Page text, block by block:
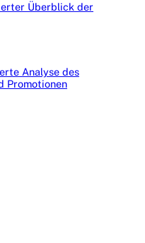
Überblick der
Analyse des
Promotionen